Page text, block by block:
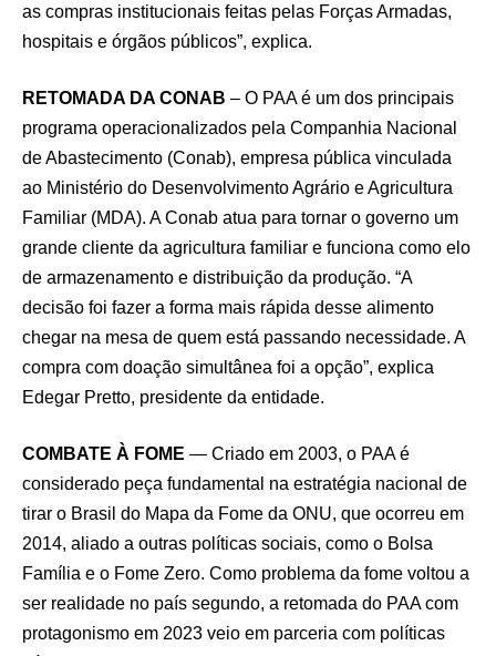
as compras institucionais feitas pelas Forças Armadas,
hospitais e órgãos públicos”, explica.
RETOMADA DA CONAB – O PAA é um dos principais
programa operacionalizados pela Companhia Nacional
de Abastecimento (Conab), empresa pública vinculada
ao Ministério do Desenvolvimento Agrário e Agricultura
Familiar (MDA). A Conab atua para tornar o governo um
grande cliente da agricultura familiar e funciona como elo
de armazenamento e distribuição da produção. “A
decisão foi fazer a forma mais rápida desse alimento
chegar na mesa de quem está passando necessidade. A
compra com doação simultânea foi a opção”, explica
Edegar Pretto, presidente da entidade.
COMBATE À FOME — Criado em 2003, o PAA é
considerado peça fundamental na estratégia nacional de
tirar o Brasil do Mapa da Fome da ONU, que ocorreu em
2014, aliado a outras políticas sociais, como o Bolsa
Família e o Fome Zero. Como problema da fome voltou a
ser realidade no país segundo, a retomada do PAA com
protagonismo em 2023 veio em parceria com políticas